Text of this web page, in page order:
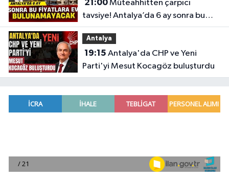
21:00Müteahhitten çarpıcı
tavsiye! Antalya’da 6 ay sonra bu
fiyatlara ev bulunamayacak
Antalya
19:15
Parti'yi Mesut Kocagöz buluşturdu